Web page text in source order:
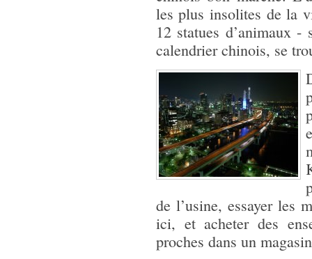
les plus insolites de la
12 statues d’animaux -
calendrier chinois, se
de l’usine, essayer les
ici, et acheter des
proches dans un